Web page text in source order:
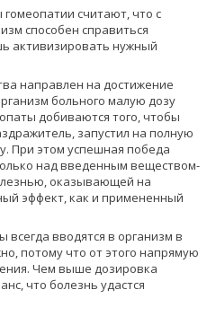
считают, что с
способен справиться
активизировать нужный
направлен на достижение
больного малую дозу
добиваются того, чтобы
запустил на полную
При этом успешная победа
над введенным веществом-
оказывающей на
эффект, как и примененный
вводятся в организм в
потому что от этого напрямую
Чем выше дозировка
что болезнь удастся